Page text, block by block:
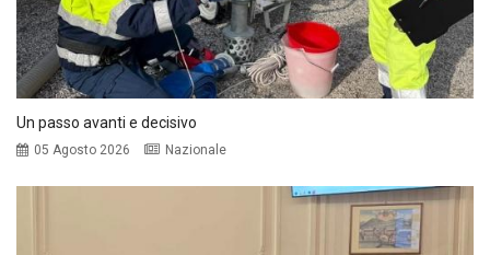
Un passo avanti e decisivo
05 Agosto 2026 Nazionale